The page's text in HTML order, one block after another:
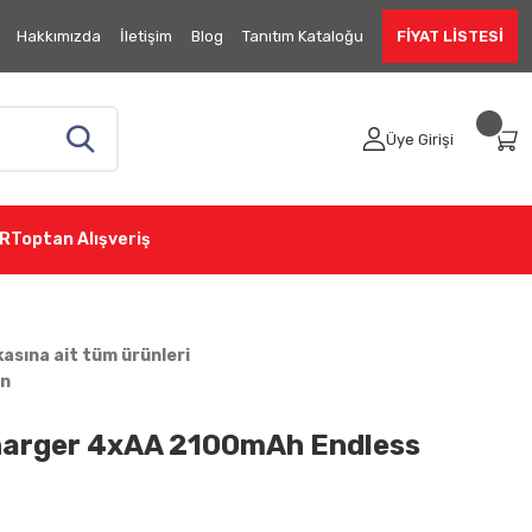
Hakkımızda İletişim Blog Tanıtım Kataloğu FİYAT LİSTESİ
Üye Girişi
Toptan Alışveriş
ait tüm ürünleri
4xAA 2100mAh Endless